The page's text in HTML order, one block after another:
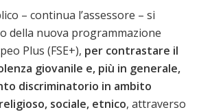
– continua l’assessore – si
della nuova programmazione
Plus (FSE+), per contrastare il
giovanile e, più in generale,
discriminatorio in ambito
sociale, etnico, attraverso